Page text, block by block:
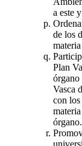
a este
de los
Plan
órgano
Vasca
con los
órgano.